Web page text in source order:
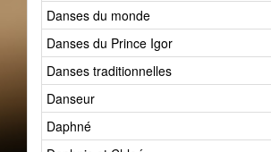
Danses du monde
Danses du Prince Igor
Danses traditionnelles
Danseur
Daphné